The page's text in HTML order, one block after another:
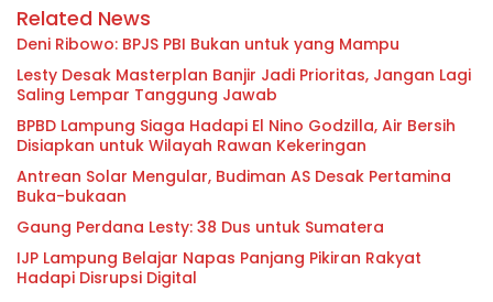
Related News
Deni Ribowo: BPJS PBI Bukan untuk yang Mampu
Lesty Desak Masterplan Banjir Jadi Prioritas, Jangan Lagi
Saling Lempar Tanggung Jawab
BPBD Lampung Siaga Hadapi El Nino Godzilla, Air Bersih
Disiapkan untuk Wilayah Rawan Kekeringan
Antrean Solar Mengular, Budiman AS Desak Pertamina
Buka-bukaan
Gaung Perdana Lesty: 38 Dus untuk Sumatera
IJP Lampung Belajar Napas Panjang Pikiran Rakyat
Hadapi Disrupsi Digital